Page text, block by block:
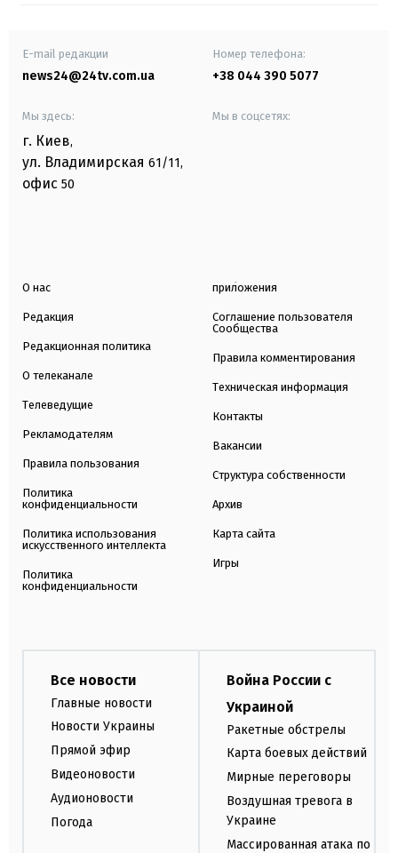
E-mail редакции
news24@24tv.com.ua
Номер телефона:
+38 044 390 5077
Мы здесь:
г. Киев,
ул. Владимирская 61/11,
офис 50
Мы в соцсетях:
О нас
Редакция
Редакционная политика
О телеканале
Телеведущие
Рекламодателям
Правила пользования
Политика
конфиденциальности
Политика использования
искусственного интеллекта
Политика
конфиденциальности
приложения
Соглашение пользователя
Сообщества
Правила комментирования
Техническая информация
Контакты
Вакансии
Структура собственности
Архив
Карта сайта
Игры
Все новости
Главные новости
Новости Украины
Прямой эфир
Видеоновости
Аудионовости
Погода
Война России с
Украиной
Ракетные обстрелы
Карта боевых действий
Мирные переговоры
Воздушная тревога в
Украине
Массированная атака по